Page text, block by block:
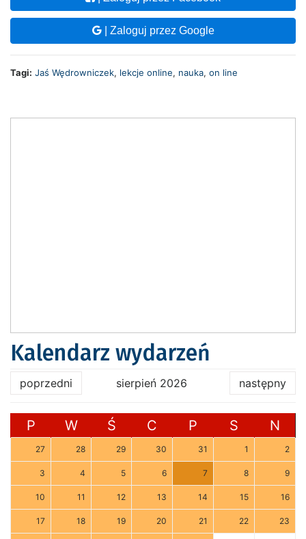
| Zaloguj przez Google
Tagi: Jaś Wędrowniczek, lekcje online, nauka, on line
Kalendarz wydarzeń
poprzedni sierpień 2026 następny
P W Ś C P S N
27 28 29 30 31 1 2
3 4 5 6 7 8 9
10 11 12 13 14 15 16
17 18 19 20 21 22 23